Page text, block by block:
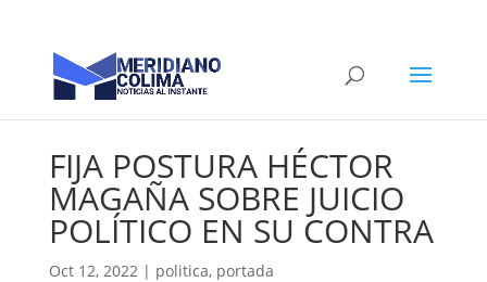
FIJA POSTURA HÉCTOR
MAGAÑA SOBRE JUICIO
POLÍTICO EN SU CONTRA
Oct 12, 2022| politica, portada